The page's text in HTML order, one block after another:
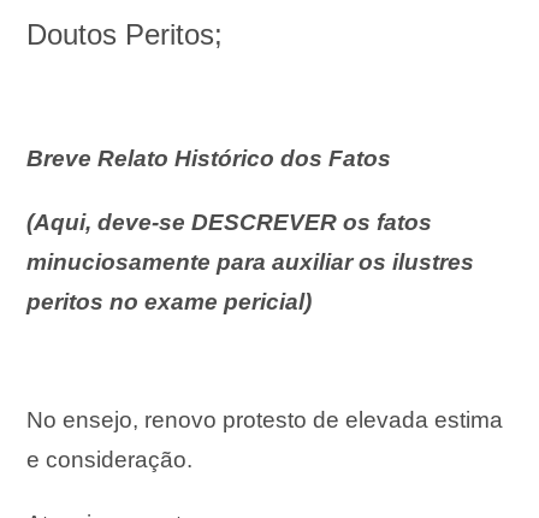
Doutos Peritos;
Breve Relato Histórico dos Fatos
(Aqui, deve-se DESCREVER os fatos
minuciosamente para auxiliar os ilustres
peritos no exame pericial)
No ensejo, renovo protesto de elevada estima
e consideração.